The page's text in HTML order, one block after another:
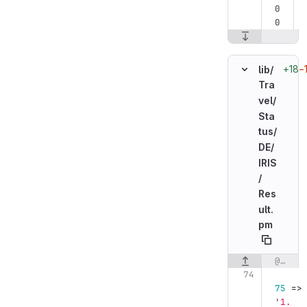
0
0
lib/
Tra
vel/
Sta
tus/
DE/
IRIS
/
Res
ult.
pm
+18
Original line
@@ -74,6 +74,7 @@ my %translation = (
75 =>
' 1.